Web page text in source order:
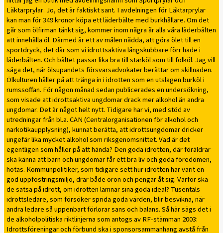
Läktarprylar. Jo, det är faktiskt sant. I avdelningen för Läktarprylar
kan man för 349 kronor köpa ett läderbälte med burkhållare. Om det
går som ölfirman tänkt sig, kommer inom några år alla våra läderbälten
att innehålla öl. Därmed är ett av målen nådda, att göra ölet till en
sportdryck, det där som vi idrottsaktiva långskubbare förr hade i
läderbälten. Och bältet passar lika bra till starköl som till folköl. Jag vill
säga det, när ölsupandets försvarsadvokater berättar om skillnaden.
Ölkulturen håller på att tränga in i idrotten som en utslagen burköl i
rumssoffan. För någon månad sedan publicerades en undersökning,
som visade att idrottsaktiva ungdomar drack mer alkohol än andra
ungdomar. Det är något helt nytt. Tidigare har vi, med stöd av
utredningar från bl.a. CAN (Centralorganisationen för alkohol och
narkotikaupplysning), kunnat berätta, att idrottsungdomar dricker
ungefär lika mycket alkohol som riksgenomsnittet. Vad är det
egentligen som håller på att hända? Den goda idrotten, där föräldrar
ska känna att barn och ungdomar får ett bra liv och goda föredömen,
hotas. Kommunpolitiker, som tidigare sett hur idrotten har varit en
god uppfostringsmiljö, drar både öron och pengar åt sig. Varför ska
de satsa på idrott, om idrotten lämnar sina goda ideal? Tusentals
idrottsledare, som försöker sprida goda värden, blir besvikna, när
andra ledare så uppenbart förlorar sans och balans. Så här sägs det i
de alkoholpolitiska riktlinjerna som antogs av RF-stämman 2003:
Idrottsföreningar och förbund ska i sponsorsammanhang avstå från